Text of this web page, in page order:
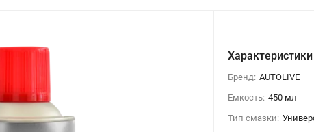
Характеристики
Бренд: AUTOLIVE
Емкость: 450 мл
Тип смазки: